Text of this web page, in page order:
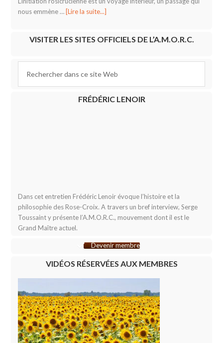
nous emmène … [Lire la suite...]
VISITER LES SITES OFFICIELS DE L’A.M.O.R.C.
FRÉDÉRIC LENOIR
Dans cet entretien Frédéric Lenoir évoque l’histoire et la
philosophie des Rose-Croix. A travers un bref interview, Serge
Toussaint y présente l’A.M.O.R.C., mouvement dont il est le
Grand Maître actuel.
Devenir membre
VIDÉOS RÉSERVÉES AUX MEMBRES